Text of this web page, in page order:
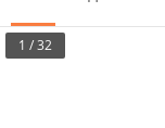
1 / 32